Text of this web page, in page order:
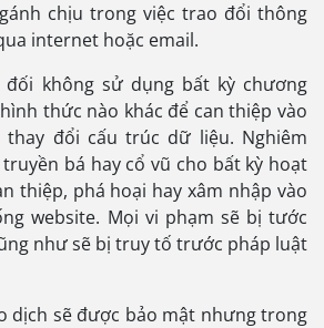
chịu trong việc trao đổi thông
internet hoặc email.
đối không sử dụng bất kỳ chương
thức nào khác để can thiệp vào
đổi cấu trúc dữ liệu. Nghiêm
bá hay cổ vũ cho bất kỳ hoạt
thiệp, phá hoại hay xâm nhập vào
website. Mọi vi phạm sẽ bị tước
như sẽ bị truy tố trước pháp luật
dịch sẽ được bảo mật nhưng trong